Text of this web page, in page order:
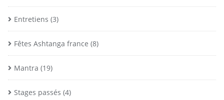
Entretiens (3)
Fêtes Ashtanga france (8)
Mantra (19)
Stages passés (4)